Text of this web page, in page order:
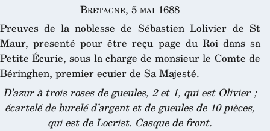
Bretagne, 5 mai 1688
Preuves de la noblesse de Sébastien Lolivier de St
Maur, presenté pour être reçu page du Roi dans sa
Petite Écurie, sous la charge de monsieur le Comte de
Béringhen, premier ecuier de Sa Majesté.
D’azur à trois roses de gueules, 2 et 1, qui est Olivier ;
écartelé de burelé d’argent et de gueules de 10 pièces,
qui est de Locrist. Casque de front.